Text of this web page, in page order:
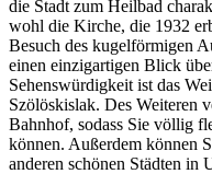
die Stadt zum Heilbad
wohl die Kirche, die 1932
Besuch des kugelförmigen
einen einzigartigen Blick
Sehenswürdigkeit ist das
Szölöskislak. Des Weiteren
Bahnhof, sodass Sie völlig
können. Außerdem können
anderen schönen Städten in